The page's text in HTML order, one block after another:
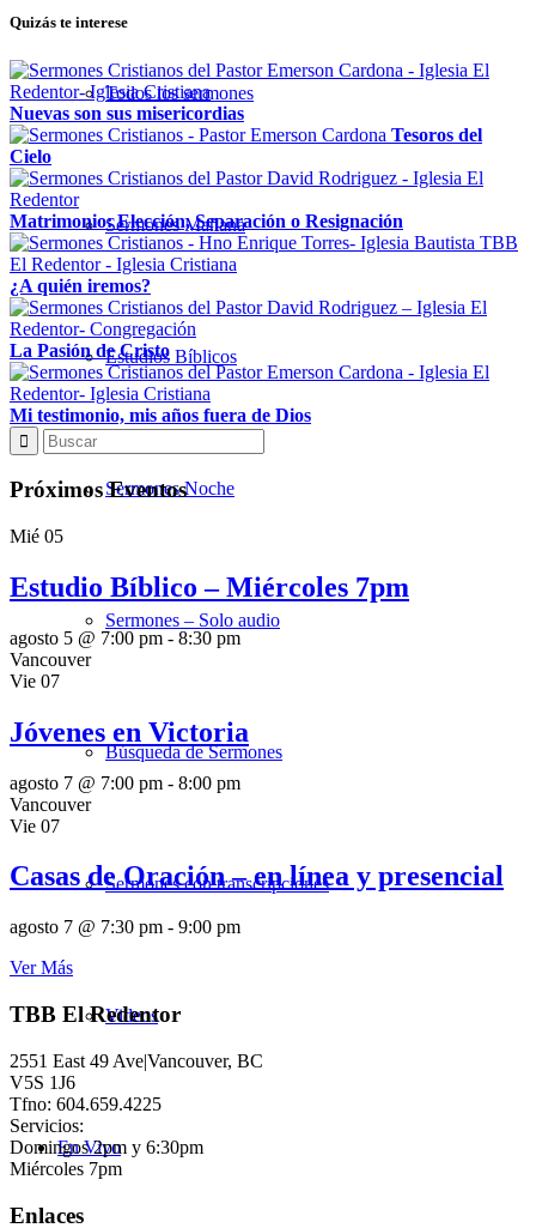
Todos los sermones
Sermones Mañana
Estudios Bíblicos
Sermones Noche
Sermones – Solo audio
Búsqueda de Sermones
Sermones con transcripciones
Videos
En Vivo
Quizás te interese
Nuevas son sus misericordias
Tesoros del
Cielo
Matrimonio: Elección, Separación o Resignación
¿A quién iremos?
La Pasión de Cristo
Mi testimonio, mis años fuera de Dios
Próximos Eventos
Mié 05
Estudio Bíblico – Miércoles 7pm
agosto 5 @ 7:00 pm - 8:30 pm
Vancouver
Vie 07
Jóvenes en Victoria
agosto 7 @ 7:00 pm - 8:00 pm
Vancouver
Vie 07
Casas de Oración – en línea y presencial
agosto 7 @ 7:30 pm - 9:00 pm
Ver Más
TBB El Redentor
2551 East 49 Ave|Vancouver, BC
V5S 1J6
Tfno: 604.659.4225
Servicios:
Domingos 2pm y 6:30pm
Miércoles 7pm
Enlaces